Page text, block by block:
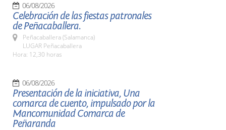
06/08/2026
Celebración de las fiestas patronales
de Peñacaballera.
Peñacaballera (Salamanca)
LUGAR Peñacaballera
Hora: 12,30 horas
06/08/2026
Presentación de la iniciativa, Una
comarca de cuento, impulsado por la
Mancomunidad Comarca de
Peñaranda